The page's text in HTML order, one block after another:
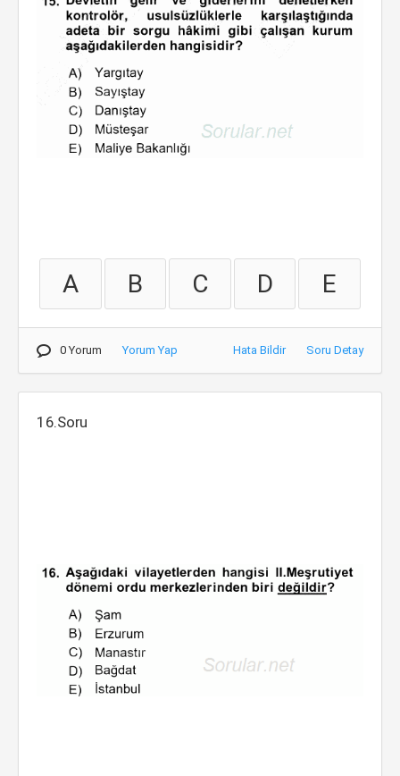
A B C D E
0 Yorum Yorum Yap Hata Bildir Soru Detay
16.Soru